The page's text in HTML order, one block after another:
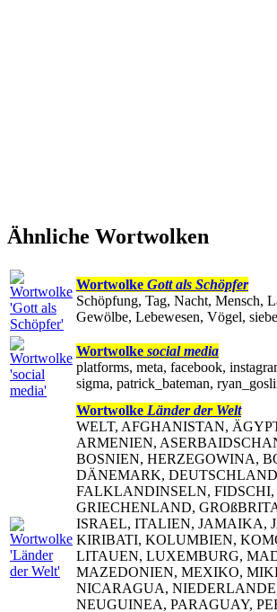
Ähnliche Wortwolken
Wortwolke Gott als Schöpfer
Schöpfung, Tag, Nacht, Mensch,
Gewölbe, Lebewesen, Vögel,
Wortwolke social media
platforms, meta, facebook,
sigma, patrick_bateman,
Wortwolke Länder der Welt
WELT, AFGHANISTAN,
ARMENIEN,
BOSNIEN, HERZEGOWINA,
DÄNEMARK,
FALKLANDINSELN,
GRIECHENLAND,
ISRAEL, ITALIEN, JAMAIKA,
KIRIBATI, KOLUMBIEN,
LITAUEN, LUXEMBURG,
MAZEDONIEN, MEXIKO,
NICARAGUA,
NEUGUINEA, PARAGUAY,